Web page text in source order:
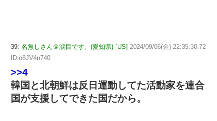
39: 名無しさん＠涙目です。(愛知県) [US] 2024/09/06(金) 22:35:30.72
ID:o8JV4n740
>>4
韓国と北朝鮮は反日運動してた活動家を連合
国が支援してできた国だから。